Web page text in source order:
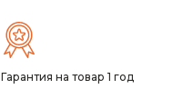
Гарантия на товар 1 год